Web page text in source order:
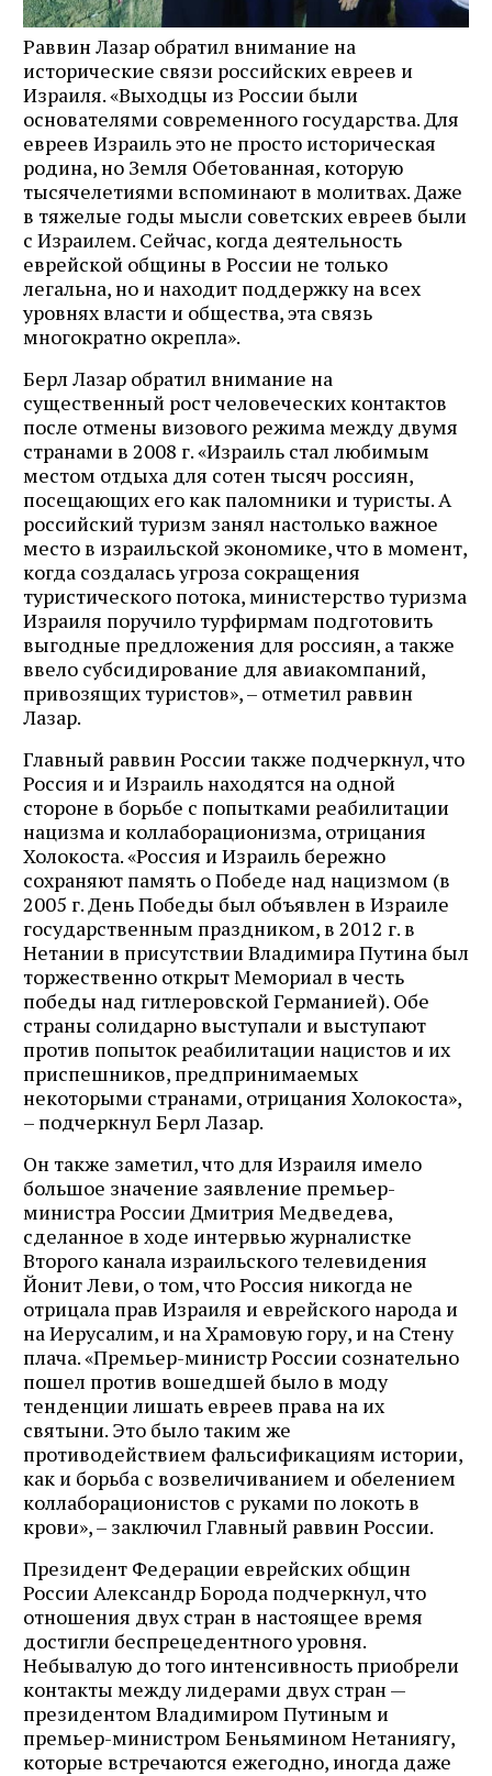
Раввин Лазар обратил внимание на
исторические связи российских евреев и
Израиля. «Выходцы из России были
основателями современного государства. Для
евреев Израиль это не просто историческая
родина, но Земля Обетованная, которую
тысячелетиями вспоминают в молитвах. Даже
в тяжелые годы мысли советских евреев были
с Израилем. Сейчас, когда деятельность
еврейской общины в России не только
легальна, но и находит поддержку на всех
уровнях власти и общества, эта связь
многократно окрепла».
Берл Лазар обратил внимание на
существенный рост человеческих контактов
после отмены визового режима между двумя
странами в 2008 г. «Израиль стал любимым
местом отдыха для сотен тысяч россиян,
посещающих его как паломники и туристы. А
российский туризм занял настолько важное
место в израильской экономике, что в момент,
когда создалась угроза сокращения
туристического потока, министерство туризма
Израиля поручило турфирмам подготовить
выгодные предложения для россиян, а также
ввело субсидирование для авиакомпаний,
привозящих туристов», – отметил раввин
Лазар.
Главный раввин России также подчеркнул, что
Россия и и Израиль находятся на одной
стороне в борьбе с попытками реабилитации
нацизма и коллаборационизма, отрицания
Холокоста. «Россия и Израиль бережно
сохраняют память о Победе над нацизмом (в
2005 г. День Победы был объявлен в Израиле
государственным праздником, в 2012 г. в
Нетании в присутствии Владимира Путина был
торжественно открыт Мемориал в честь
победы над гитлеровской Германией). Обе
страны солидарно выступали и выступают
против попыток реабилитации нацистов и их
приспешников, предпринимаемых
некоторыми странами, отрицания Холокоста»,
– подчеркнул Берл Лазар.
Он также заметил, что для Израиля имело
большое значение заявление премьер-
министра России Дмитрия Медведева,
сделанное в ходе интервью журналистке
Второго канала израильского телевидения
Йонит Леви, о том, что Россия никогда не
отрицала прав Израиля и еврейского народа и
на Иерусалим, и на Храмовую гору, и на Стену
плача. «Премьер-министр России сознательно
пошел против вошедшей было в моду
тенденции лишать евреев права на их
святыни. Это было таким же
противодействием фальсификациям истории,
как и борьба с возвеличиванием и обелением
коллаборационистов с руками по локоть в
крови», – заключил Главный раввин России.
Президент Федерации еврейских общин
России Александр Борода подчеркнул, что
отношения двух стран в настоящее время
достигли беспрецедентного уровня.
Небывалую до того интенсивность приобрели
контакты между лидерами двух стран —
президентом Владимиром Путиным и
премьер-министром Беньямином Нетаниягу,
которые встречаются ежегодно, иногда даже